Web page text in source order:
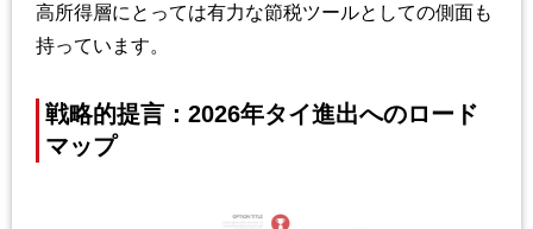
高所得層にとっては有力な節税ツールとしての側面も
持っています。
戦略的提言：2026年タイ進出へのロード
マップ